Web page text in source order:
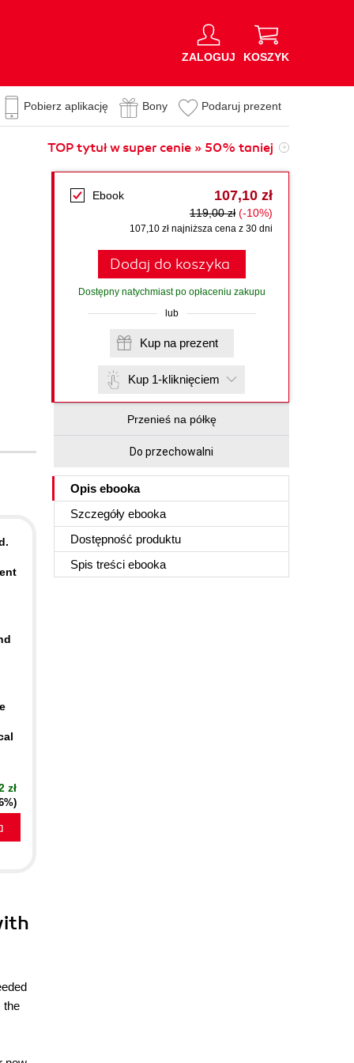
ZALOGUJ KOSZYK
Pobierz aplikację Bony Podaruj prezent
TOP tytuł w super cenie » 50% taniej
Ebook 107,10 zł
119,00 zł (-10%)
107,10 zł najniższa cena z 30 dni
Dodaj do koszyka
Dostępny natychmiast po opłaceniu zakupu
lub
Kup na prezent
Kup 1-kliknięciem
Przenieś na półkę
Do przechowalni
Opis ebooka
Szczegóły ebooka
Dostępność produktu
Spis treści ebooka
zł
the